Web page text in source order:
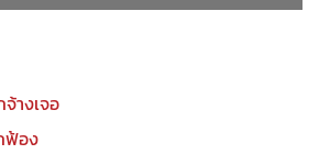
างเจอ
ฟ้อง